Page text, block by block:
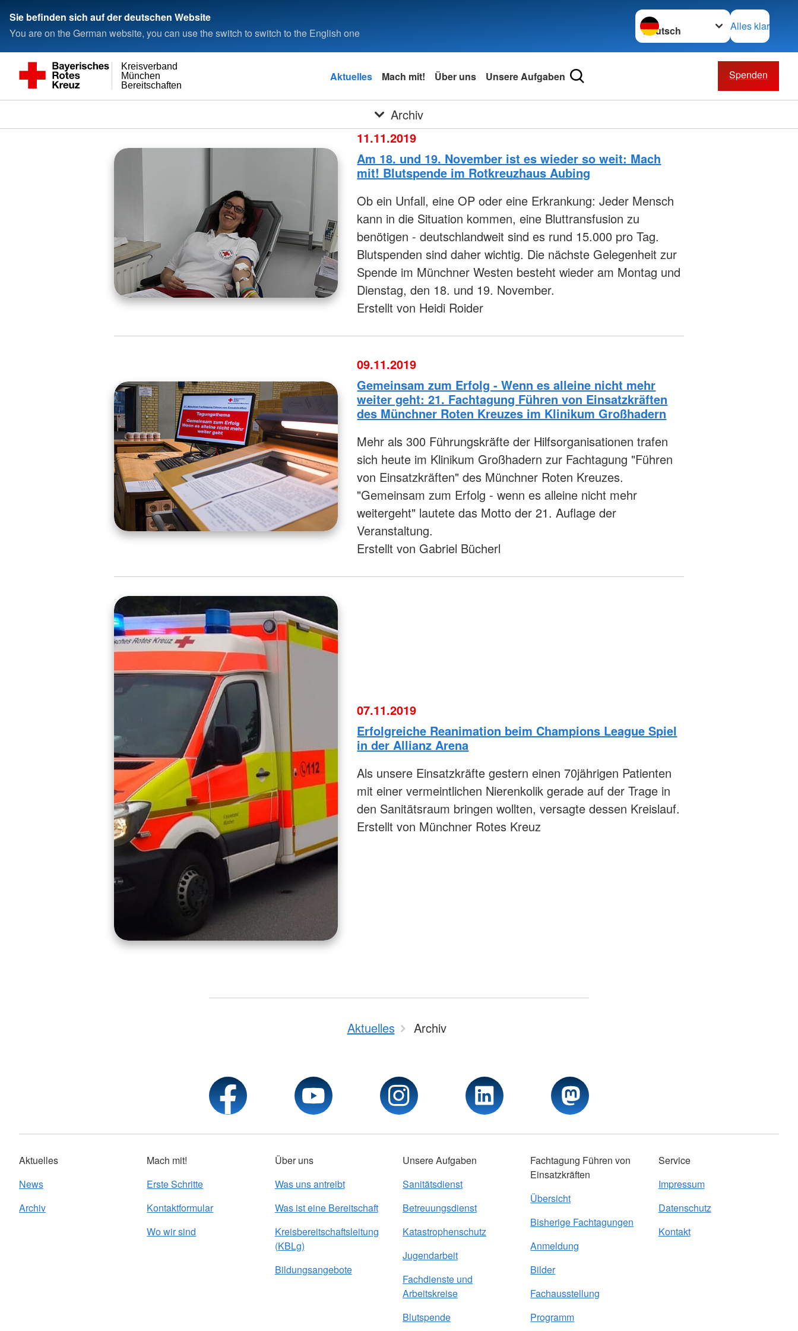
Sie befinden sich auf der deutschen Website
You are on the German website, you can use the switch to switch to the English one
Sprache wechseln zu
Alles klar
Bereitschaften
München
Kreisverband
Aktuelles Mach mit! Über uns Unsere Aufgaben Spenden
Archiv
11.11.2019
Am 18. und 19. November ist es wieder so weit: Mach
mit! Blutspende im Rotkreuzhaus Aubing
Ob ein Unfall, eine OP oder eine Erkrankung: Jeder Mensch
kann in die Situation kommen, eine Bluttransfusion zu
benötigen - deutschlandweit sind es rund 15.000 pro Tag.
Blutspenden sind daher wichtig. Die nächste Gelegenheit zur
Spende im Münchner Westen besteht wieder am Montag und
Dienstag, den 18. und 19. November.
Erstellt von Heidi Roider
09.11.2019
Gemeinsam zum Erfolg - Wenn es alleine nicht mehr
weiter geht: 21. Fachtagung Führen von Einsatzkräften
des Münchner Roten Kreuzes im Klinikum Großhadern
Mehr als 300 Führungskräfte der Hilfsorganisationen trafen
sich heute im Klinikum Großhadern zur Fachtagung "Führen
von Einsatzkräften" des Münchner Roten Kreuzes.
"Gemeinsam zum Erfolg - wenn es alleine nicht mehr
weitergeht" lautete das Motto der 21. Auflage der
Veranstaltung.
Erstellt von Gabriel Bücherl
07.11.2019
Erfolgreiche Reanimation beim Champions League Spiel
in der Allianz Arena
Als unsere Einsatzkräfte gestern einen 70jährigen Patienten
mit einer vermeintlichen Nierenkolik gerade auf der Trage in
den Sanitätsraum bringen wollten, versagte dessen Kreislauf.
Erstellt von Münchner Rotes Kreuz
Aktuelles Archiv
Aktuelles
News
Archiv
Mach mit!
Erste Schritte
Kontaktformular
Wo wir sind
Über uns
Was uns antreibt
Was ist eine Bereitschaft
Kreisbereitschaftsleitung
(KBLg)
Bildungsangebote
Unsere Aufgaben
Sanitätsdienst
Betreuungsdienst
Katastrophenschutz
Jugendarbeit
Fachdienste und
Arbeitskreise
Blutspende
Fachtagung Führen von
Einsatzkräften
Übersicht
Bisherige Fachtagungen
Anmeldung
Bilder
Fachausstellung
Programm
Service
Impressum
Datenschutz
Kontakt